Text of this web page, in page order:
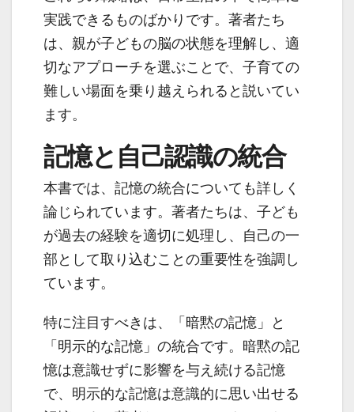
実践できるものばかりです。著者たち
は、親が子どもの脳の状態を理解し、適
切なアプローチを選ぶことで、子育ての
難しい場面を乗り越えられると説いてい
ます。
記憶と自己認識の統合
本書では、記憶の統合についても詳しく
論じられています。著者たちは、子ども
が過去の経験を適切に処理し、自己の一
部として取り込むことの重要性を強調し
ています。
特に注目すべきは、「暗黙の記憶」と
「明示的な記憶」の統合です。暗黙の記
憶は意識せずに影響を与え続ける記憶
で、明示的な記憶は意識的に思い出せる